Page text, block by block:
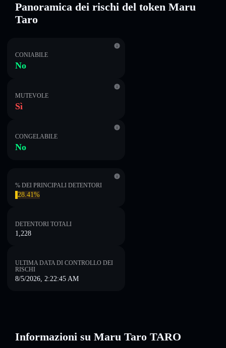
Panoramica dei rischi del token Maru
Taro
CONIABILE
No
MUTEVOLE
Sì
CONGELABILE
No
% DEI PRINCIPALI DETENTORI
28.41%
DETENTORI TOTALI
1,228
ULTIMA DATA DI CONTROLLO DEI
RISCHI
8/5/2026, 2:22:45 AM
Informazioni su Maru Taro TARO